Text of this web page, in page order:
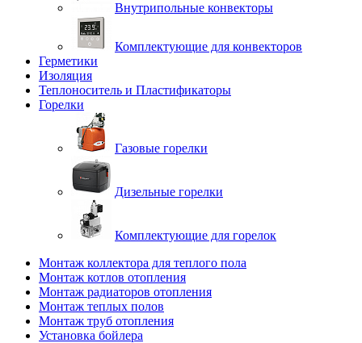
Внутрипольные конвекторы
Комплектующие для конвекторов
Герметики
Изоляция
Теплоноситель и Пластификаторы
Горелки
Газовые горелки
Дизельные горелки
Комплектующие для горелок
Монтаж коллектора для теплого пола
Монтаж котлов отопления
Монтаж радиаторов отопления
Монтаж теплых полов
Монтаж труб отопления
Установка бойлера